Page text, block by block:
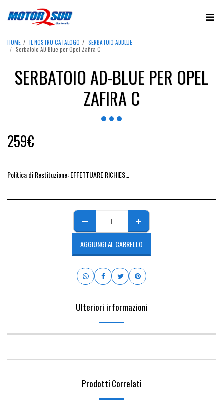
HOME IL NOSTRO CATALOGO
SERBATOIO ADBLUE
Serbatoio AD-Blue per Opel Zafira C
SERBATOIO AD-BLUE PER OPEL
ZAFIRA C
259€
Politica di Restituzione:EFFETTUARE RICHIESTA DI RESO ENTRO 14 GIORNI DALL&#039;ACQUISTO DEL RICAMBIO, IL RIMBORSO VIENE EMESSO ALLA CONSEGNA DEL RICAMBIO IN SEDE.
AGGIUNGI AL CARRELLO
Ulteriori informazioni
Prodotti Correlati